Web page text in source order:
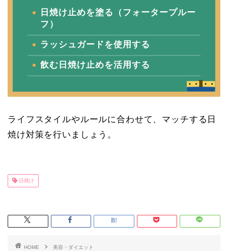
日焼け止めを塗る（フォータープルー
フ）
ラッシュガードを使用する
飲む日焼け止めを活用する
ライフスタイルやルールに合わせて、マッチする日
焼け対策を行いましょう。
日焼け
HOME
美容・ダイエット